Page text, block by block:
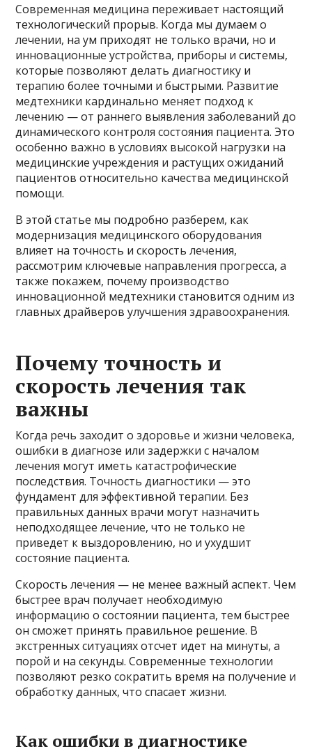
Современная медицина переживает настоящий
технологический прорыв. Когда мы думаем о
лечении, на ум приходят не только врачи, но и
инновационные устройства, приборы и системы,
которые позволяют делать диагностику и
терапию более точными и быстрыми. Развитие
медтехники кардинально меняет подход к
лечению — от раннего выявления заболеваний до
динамического контроля состояния пациента. Это
особенно важно в условиях высокой нагрузки на
медицинские учреждения и растущих ожиданий
пациентов относительно качества медицинской
помощи.
В этой статье мы подробно разберем, как
модернизация медицинского оборудования
влияет на точность и скорость лечения,
рассмотрим ключевые направления прогресса, а
также покажем, почему производство
инновационной медтехники становится одним из
главных драйверов улучшения здравоохранения.
Почему точность и
скорость лечения так
важны
Когда речь заходит о здоровье и жизни человека,
ошибки в диагнозе или задержки с началом
лечения могут иметь катастрофические
последствия. Точность диагностики — это
фундамент для эффективной терапии. Без
правильных данных врачи могут назначить
неподходящее лечение, что не только не
приведет к выздоровлению, но и ухудшит
состояние пациента.
Скорость лечения — не менее важный аспект. Чем
быстрее врач получает необходимую
информацию о состоянии пациента, тем быстрее
он сможет принять правильное решение. В
экстренных ситуациях отсчет идет на минуты, а
порой и на секунды. Современные технологии
позволяют резко сократить время на получение и
обработку данных, что спасает жизни.
Как ошибки в диагностике